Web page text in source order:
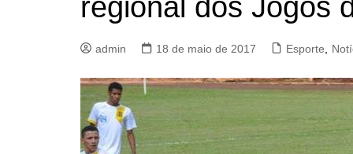
regional dos Jogos
admin 18 de maio de 2017 Esporte,